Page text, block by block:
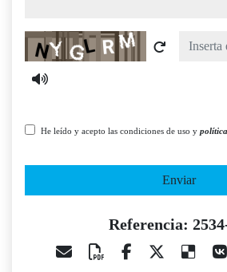
Captcha
He leído y acepto las condiciones de uso y
Enviar
Referencia: